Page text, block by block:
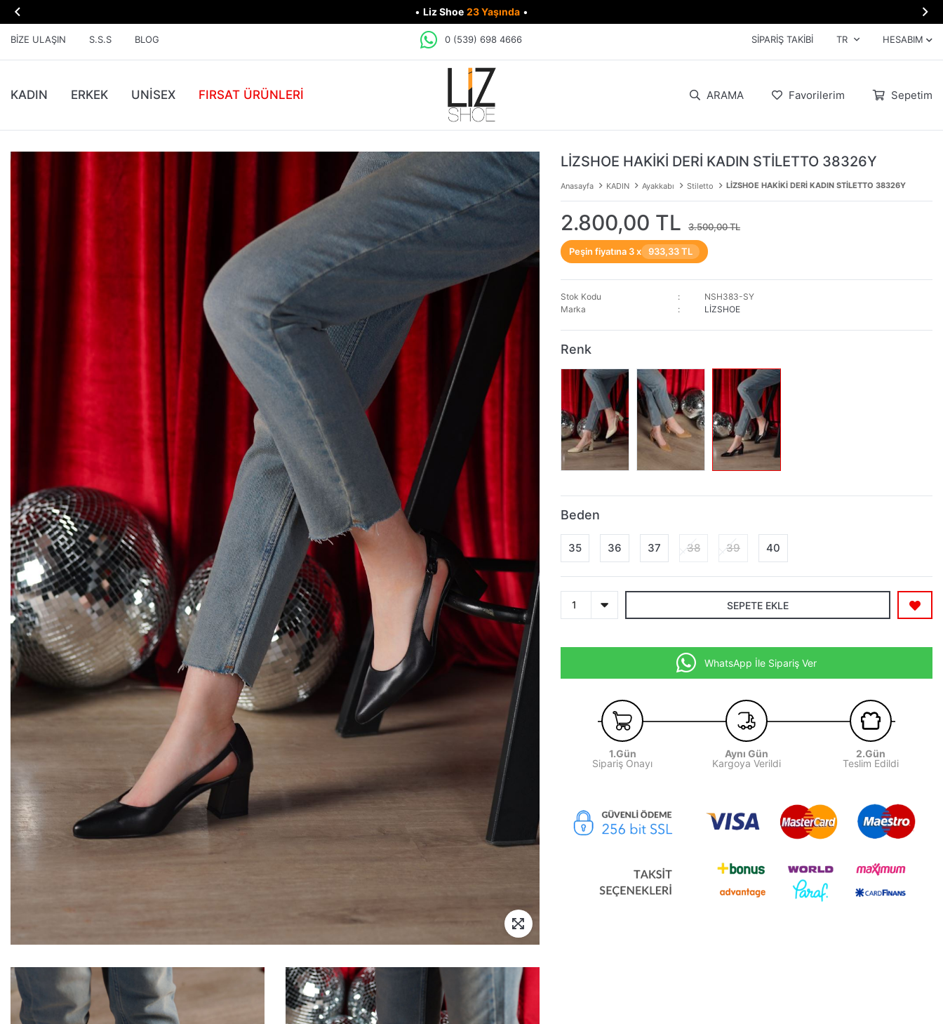
 • Liz Shoe 23 Yaşında • 
BIZE ULAŞIN S.S.S BLOG 0 (539) 698 4666 SIPARIŞ TAKIBI TR HESABIM
KADIN ERKEK UNİSEX FIRSAT ÜRÜNLERI ARAMA Favorilerim Sepetim
LİZSHOE HAKİKİ DERİ KADIN STİLETTO 38326Y
Anasayfa KADIN Ayakkabı Stiletto LİZSHOE HAKİKİ DERİ KADIN STİLETTO 38326Y
2.800,00 TL 3.500,00 TL
Peşin fiyatına 3 x 933,33 TL
Stok Kodu
NSH383-SY
Marka
LİZSHOE
Renk
Beden
35 36 37 38 39 40
SEPETE EKLE
WhatsApp İle Sipariş Ver
1.Gün
Sipariş Onayı
Aynı Gün
Kargoya Verildi
2.Gün
Teslim Edildi